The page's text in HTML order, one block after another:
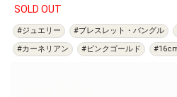
SOLD OUT
#ジュエリー #ブレスレット・バングル
#カーネリアン
#ピンクゴールド